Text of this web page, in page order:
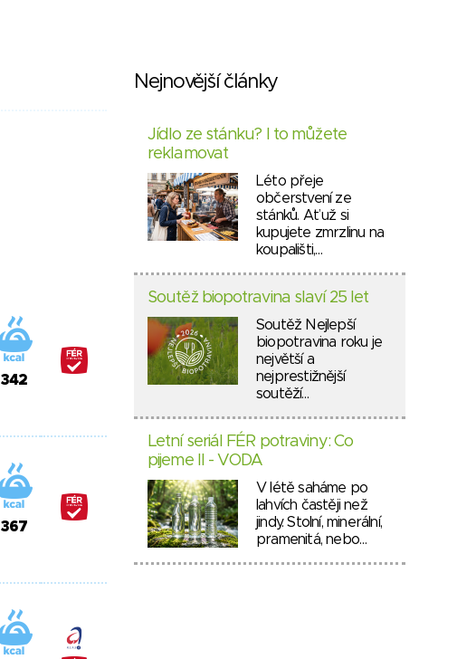
342
367
Nejnovější články
Jídlo ze stánku? I to můžete
reklamovat
Léto přeje
občerstvení ze
stánků. Ať už si
kupujete zmrzlinu na
koupališti,…
Soutěž biopotravina slaví 25 let
Soutěž Nejlepší
biopotravina roku je
největší a
nejprestižnější
soutěží…
Letní seriál FÉR potraviny: Co
pijeme II - VODA
V létě saháme po
lahvích častěji než
jindy. Stolní, minerální,
pramenitá, nebo…